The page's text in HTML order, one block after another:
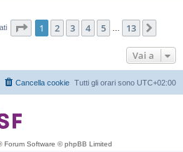
Pagina di 13
1 2 3 4 5 13
Vai a
Tutti gli orari sono UTC+02:00
Cancella cookie
Forum Software © phpBB Limited